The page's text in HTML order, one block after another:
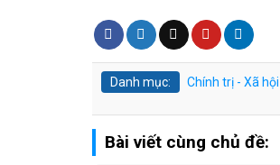
Danh mục: Chính trị - Xã hội
Bài viết cùng chủ đề: